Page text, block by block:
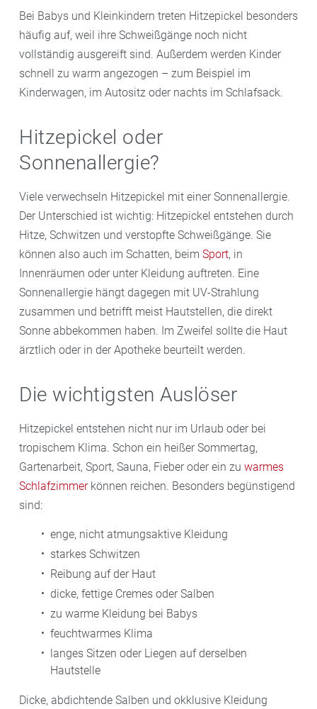
Bei Babys und Kleinkindern treten Hitzepickel besonders
häufig auf, weil ihre Schweißgänge noch nicht
vollständig ausgereift sind. Außerdem werden Kinder
schnell zu warm angezogen – zum Beispiel im
Kinderwagen, im Autositz oder nachts im Schlafsack.
Hitzepickel oder
Sonnenallergie?
Viele verwechseln Hitzepickel mit einer Sonnenallergie.
Der Unterschied ist wichtig: Hitzepickel entstehen durch
Hitze, Schwitzen und verstopfte Schweißgänge. Sie
können also auch im Schatten, beim Sport, in
Innenräumen oder unter Kleidung auftreten. Eine
Sonnenallergie hängt dagegen mit UV-Strahlung
zusammen und betrifft meist Hautstellen, die direkt
Sonne abbekommen haben. Im Zweifel sollte die Haut
ärztlich oder in der Apotheke beurteilt werden.
Die wichtigsten Auslöser
Hitzepickel entstehen nicht nur im Urlaub oder bei
tropischem Klima. Schon ein heißer Sommertag,
Gartenarbeit, Sport, Sauna, Fieber oder ein zu warmes
Schlafzimmerkönnen reichen. Besonders begünstigend
sind:
enge, nicht atmungsaktive Kleidung
starkes Schwitzen
Reibung auf der Haut
dicke, fettige Cremes oder Salben
zu warme Kleidung bei Babys
feuchtwarmes Klima
langes Sitzen oder Liegen auf derselben
Hautstelle
Dicke, abdichtende Salben und okklusive Kleidung